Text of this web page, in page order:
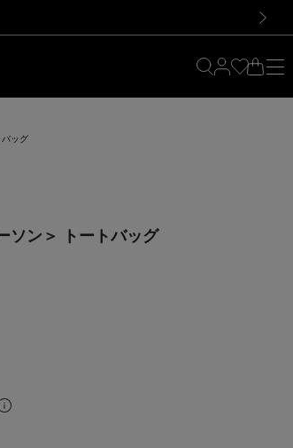
を！
を！
バッグ
ソン＞ トートバッグ